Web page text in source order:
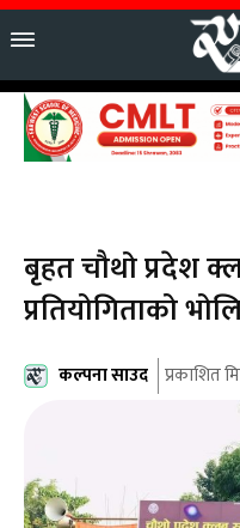
बृहत चौथो प्रदेश
प्रतियोगिताको
कल्पना साउद प्रकाशित